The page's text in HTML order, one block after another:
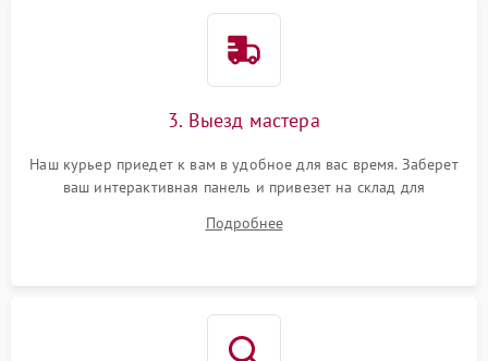
3. Выезд мастера
Наш курьер приедет к вам в удобное для вас время. Заберет
ваш интерактивная панель и привезет на склад для
Подробнее